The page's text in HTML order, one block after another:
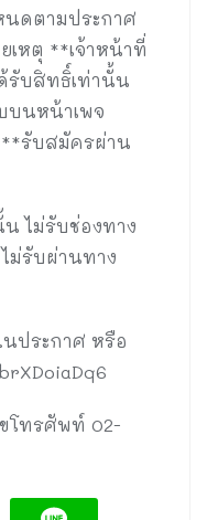
ดตามประกาศ
เหตุ **เจ้าหน้าที่
รับสิทธิ์เท่านั้น
บนหน้าเพจ
รับสมัครผ่าน
น ไม่รับช่องทาง
ม่รับผ่านทาง
นประกาศ หรือ
โทรศัพท์ 02-